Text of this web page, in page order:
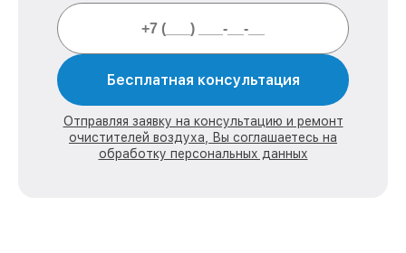
Бесплатная консультация
Отправляя заявку на консультацию и ремонт
очистителей воздуха, Вы соглашаетесь на
обработку персональных данных